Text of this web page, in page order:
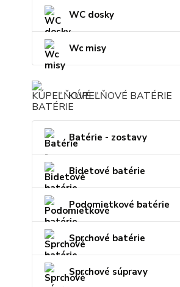
WC dosky
Wc misy
KÚPEĽŇOVÉ BATÉRIE
Batérie - zostavy
Bidetové batérie
Podomietkové batérie
Sprchové batérie
Sprchové súpravy